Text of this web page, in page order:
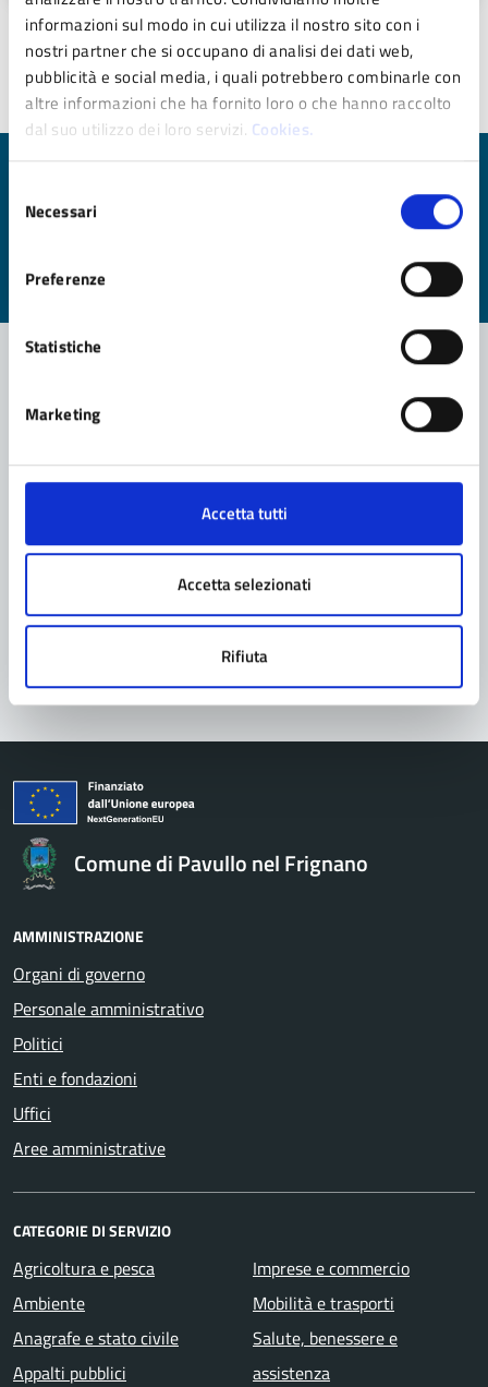
informazioni sul modo in cui utilizza il nostro sito con i
nostri partner che si occupano di analisi dei dati web,
pubblicità e social media, i quali potrebbero combinarle con
altre informazioni che ha fornito loro o che hanno raccolto
dal suo utilizzo dei loro servizi. Cookies.
delNecessari
Preferenze
Statistiche
Marketing
Accetta tutti
Accetta selezionati
Rifiuta
Ultimo aggiornamento:30/05/2025 10:28
Quanto sono chiare le informazioni su questa
pagina?
Valuta 3 stelle su 5
Valuta 2 stelle su 5
Valuta 1 stelle su 5
Contatta il comune
Leggi le domande frequenti
Richiedi assistenza
Prenota appuntamento
Comune di Pavullo nel Frignano
AMMINISTRAZIONE
Organi di governo
Personale amministrativo
Politici
Enti e fondazioni
Uffici
Aree amministrative
CATEGORIE DI SERVIZIO
Agricoltura e pesca
Ambiente
Anagrafe e stato civile
Appalti pubblici
Imprese e commercio
Mobilità e trasporti
Salute, benessere e
assistenza